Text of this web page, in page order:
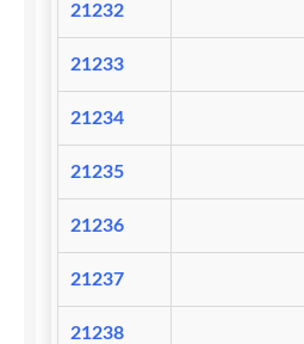
21232
21233
21234
21235
21236
21237
21238